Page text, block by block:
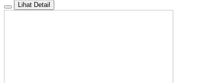
Lihat Detail